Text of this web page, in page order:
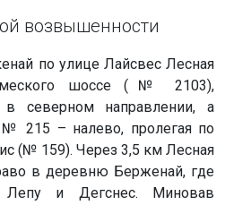
возвышенности
по улице Лайсвес Лесная
шоссе (№ 2103),
в северном направлении, а
215 – налево, пролегая по
(№ 159). Через 3,5 км Лесная
в деревню Берженай, где
Лепу и Дегснес. Миновав